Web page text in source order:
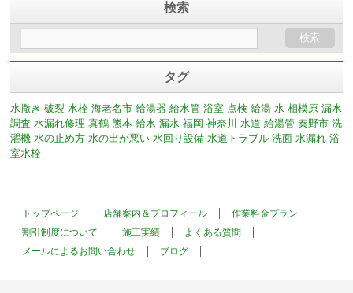
検索
タグ
水撒き 破裂 水栓 海老名市 給湯器 給水管 浴室 点検 給湯 水 相模原 漏水
調査 水漏れ修理 真鶴 熊本 給水 漏水 福岡 神奈川 水道 給湯管 秦野市 洗
濯機 水の止め方 水の出が悪い 水回り設備 水道トラブル 洗面 水漏れ 浴
室水栓
トップページ 店舗案内＆プロフィール
作業料金プラン
割引制度について
施工実績
よくある質問
メールによるお問い合わせ
ブログ